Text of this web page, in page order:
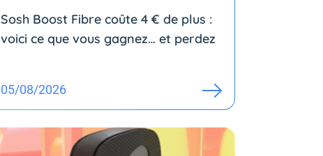
Sosh Boost Fibre coûte 4 € de plus :
voici ce que vous gagnez… et perdez
05/08/2026